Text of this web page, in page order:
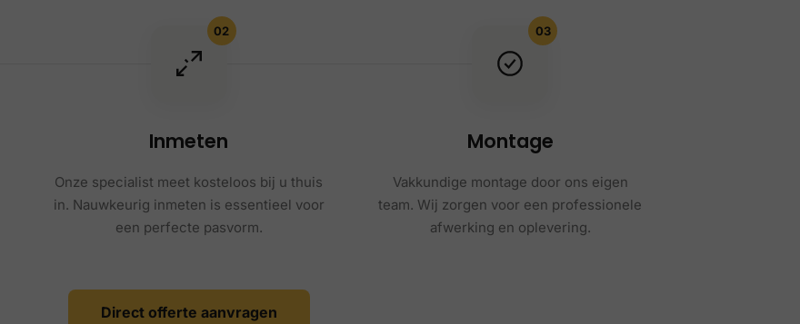
02
Inmeten
Onze specialist meet kosteloos bij u thuis
in. Nauwkeurig inmeten is essentieel voor
een perfecte pasvorm.
03
Montage
Vakkundige montage door ons eigen
team. Wij zorgen voor een professionele
afwerking en oplevering.
Direct offerte aanvragen